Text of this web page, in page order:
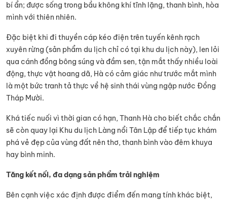
bí ẩn; được sống trong bầu không khí tĩnh lặng, thanh bình, hòa
mình với thiên nhiên.
Đặc biệt khi đi thuyền cáp kéo điện trên tuyến kênh rạch
xuyên rừng (sản phẩm du lịch chỉ có tại khu du lịch này), len lỏi
qua cánh đồng bông súng và đầm sen, tận mắt thấy nhiều loài
động, thực vật hoang dã, Hà có cảm giác như trước mắt mình
là một bức tranh tả thực về hệ sinh thái vùng ngập nước Đồng
Tháp Mười.
Khá tiếc nuối vì thời gian có hạn, Thanh Hà cho biết chắc chắn
sẽ còn quay lại Khu du lịch Làng nổi Tân Lập để tiếp tục khám
phá vẻ đẹp của vùng đất nên thơ, thanh bình vào đêm khuya
hay bình minh.
Tăng kết nối, đa dạng sản phẩm trải nghiệm
Bên cạnh việc xác định được điểm đến mang tính khác biệt,